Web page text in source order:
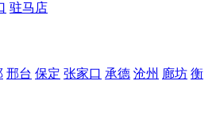
驻马店
邢台 保定 张家口 承德 沧州 廊坊 衡